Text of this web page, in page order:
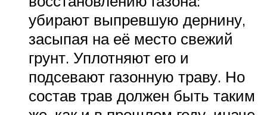
убирают выпревшую дернину,
засыпая на её место свежий
грунт. Уплотняют его и
подсевают газонную траву. Но
состав трав должен быть таким